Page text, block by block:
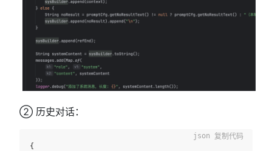
② 历史对话：
{
复制代码